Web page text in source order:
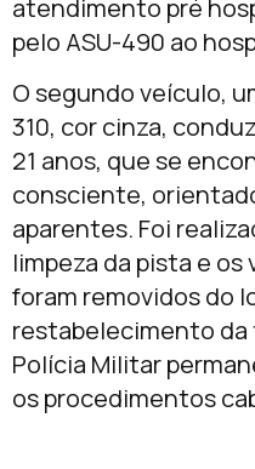
atendimento pré
pelo ASU-490 ao
O segundo veículo,
310, cor cinza,
21 anos, que se
consciente,
aparentes. Foi
limpeza da pista e
foram removidos do
restabelecimento
Polícia Militar
os procedimentos